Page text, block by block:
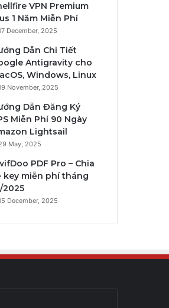
VPN Premium
1 Năm Miễn Phí
December, 2025
Dẫn Chi Tiết
Antigravity cho
Windows, Linux
November, 2025
Dẫn Đăng Ký
Miễn Phí 90 Ngày
Lightsail
May, 2025
PDF Pro – Chia
key miễn phí tháng
2025
December, 2025